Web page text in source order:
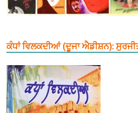
ਕੰਧਾਂ ਵਿਲਕਦੀਆਂ (ਦੂਜਾ ਐਡੀਸ਼ਨ):